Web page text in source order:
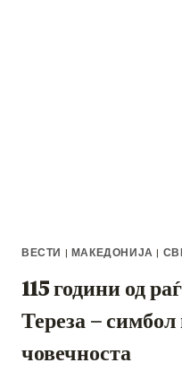
ВЕСТИ | МАКЕДОНИЈА |
115 години од
Тереза –
човечноста